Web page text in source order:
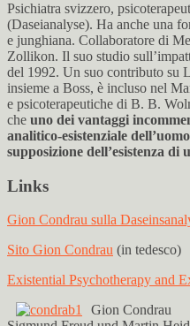
Psichiatra svizzero,
(Daseianalyse). Ha anche una
e junghiana. Collaboratore di
Zollikon. Il suo studio
del 1992. Un suo contributo su
insieme a Boss, è incluso nel
e psicoterapeutiche di B. B.
che uno dei vantaggi
analitico-esistenziale
supposizione dell’esistenza di
Links
Gion Condrau sulla
Sito Gion Condrau (in tedesco)
Existential Psychotherapy and
Gion Condrau